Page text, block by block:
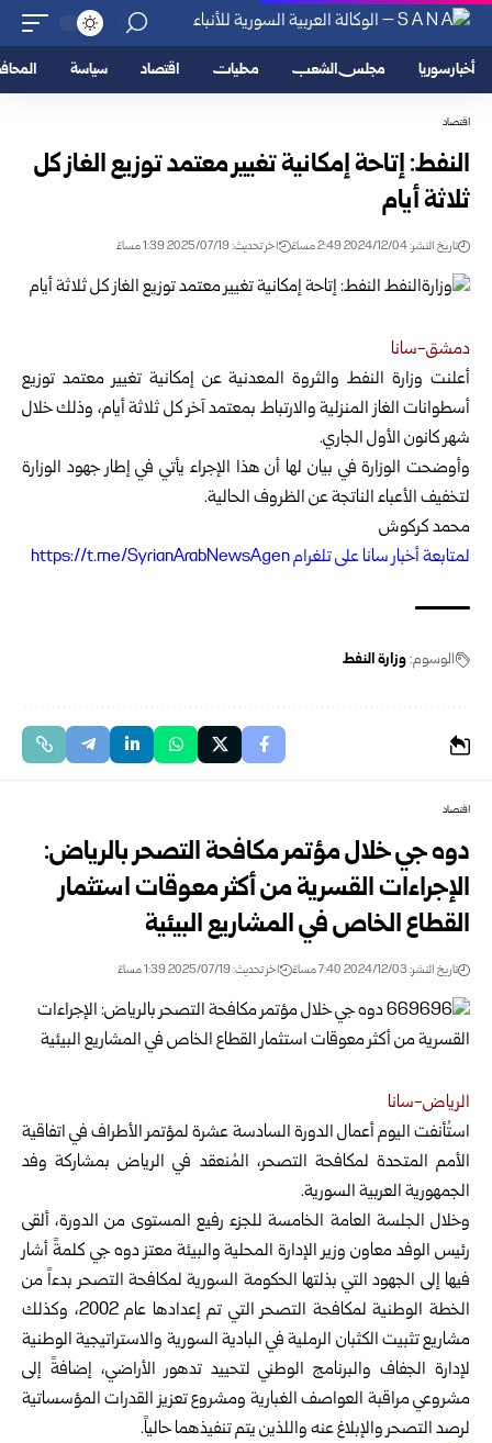
أخبار سوريا مجلس الشعب محليات اقتصاد سياسة
اقتصاد
النفط: إتاحة إمكانية تغيير معتمد توزيع الغاز كل
ثلاثة أيام
تاريخ النشر: 2024/12/04 2:49 مساءً اخر تحديث: 2025/07/19 1:39 مساءً
دمشق-سانا
أعلنت وزارة النفط والثروة المعدنية عن إمكانية تغيير معتمد توزيع
أسطوانات الغاز المنزلية والارتباط بمعتمدآخر كل ثلاثة أيام، وذلك خلال
شهر كانون الأول الجاري.
وأوضحت الوزارة في بيان لها أن هذا الإجراء يأتي في إطار جهود الوزارة
لتخفيف الأعباء الناتجة عن الظروف الحالية.
محمد كركوش
لمتابعة أخبار سانا على تلغرام https://t.me/SyrianArabNewsAgen
الوسوم:وزارة النفط
اقتصاد
دوه جي‏ خلال مؤتمر مكافحة التصحر بالرياض:
الإجراءات القسرية من أكثر ‏معوقات استثمار
القطاع الخاص في المشاريع البيئية‏
تاريخ النشر: 2024/12/03 7:40 مساءً اخر تحديث: 2025/07/19 1:39 مساءً
الرياض-سانا
استُأنفت اليوم أعمال الدورة السادسة عشرة لمؤتمر الأطراف في اتفاقية
الأمم المتحدة ‏لمكافحة التصحر، المُنعقد في الرياض بمشاركة وفد
الجمهورية العربية السورية.
وخلال الجلسة العامة الخامسة للجزء رفيع المستوى من الدورة، ألقى
رئيس الوفد ‏معاون وزير الإدارة المحلية والبيئة معتز دوه جي كلمةً أشار
فيها إلى الجهود التي ‏بذلتها الحكومة السورية لمكافحة التصحر بدءاً من
الخطة الوطنية لمكافحة التصحر ‏التي تم إعدادها عام 2002، وكذلك
مشاريع تثبيت الكثبان الرملية في البادية ‏السورية والاستراتيجية الوطنية
لإدارة الجفاف والبرنامج الوطني لتحييد تدهور ‏الأراضي، إضافةً إلى
مشروعي مراقبة العواصف الغبارية ومشروع تعزيز القدرات ‏المؤسساتية
لرصد التصحر والإبلاغ عنه واللذين يتم تنفيذهما حالياً.‏